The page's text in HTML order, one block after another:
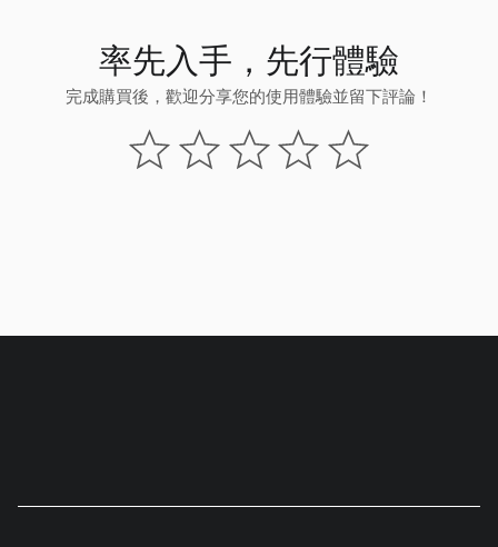
率先入手，先行體驗
完成購買後，歡迎分享您的使用體驗並留下評論！